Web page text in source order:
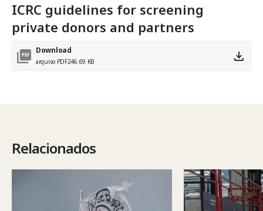
ICRC guidelines for screening
private donors and partners
Download
arquivo PDF246.69 KB
Relacionados